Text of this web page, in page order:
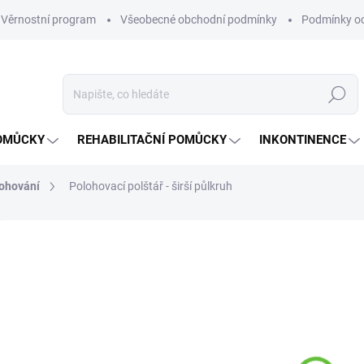
Věrnostní program Všeobecné obchodní podmínky Podmínky
Hledat
REHABILITAČNÍ POMŮCKY INKONTINENCE
Polohovací polštář - širší půlkruh